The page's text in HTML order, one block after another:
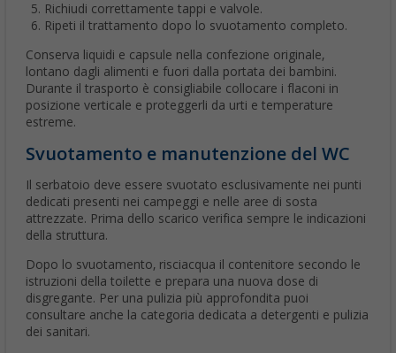
Richiudi correttamente tappi e valvole.
Ripeti il trattamento dopo lo svuotamento completo.
Conserva liquidi e capsule nella confezione originale,
lontano dagli alimenti e fuori dalla portata dei bambini.
Durante il trasporto è consigliabile collocare i flaconi in
posizione verticale e proteggerli da urti e temperature
estreme.
Svuotamento e manutenzione del WC
Il serbatoio deve essere svuotato esclusivamente nei punti
dedicati presenti nei campeggi e nelle aree di sosta
attrezzate. Prima dello scarico verifica sempre le indicazioni
della struttura.
Dopo lo svuotamento, risciacqua il contenitore secondo le
istruzioni della toilette e prepara una nuova dose di
disgregante. Per una pulizia più approfondita puoi
consultare anche la categoria dedicata a detergenti e pulizia
dei sanitari.